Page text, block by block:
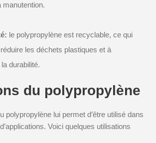
manutention.
le polypropylène est recyclable, ce qui
les déchets plastiques et à
durabilité.
du polypropylène
polypropylène lui permet d’être utilisé dans
Voici quelques utilisations